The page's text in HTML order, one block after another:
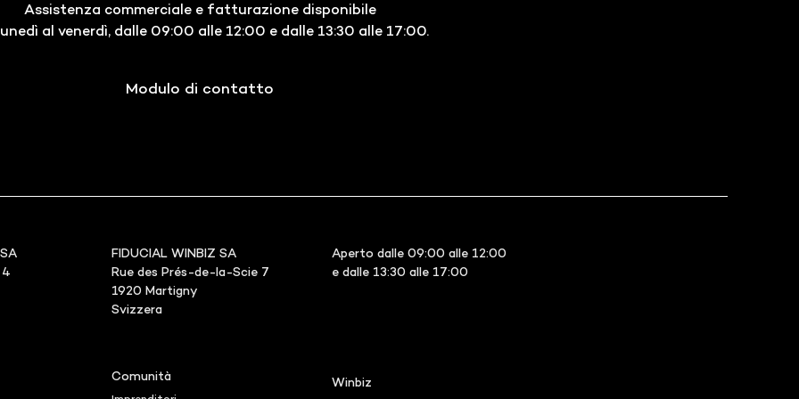
Assistenza commerciale e fatturazione disponibile
al venerdì, dalle 09:00 alle 12:00 e dalle 13:30 alle 17:00.
Modulo di contatto
4
FIDUCIAL WINBIZ SA
Rue des Prés-de-la-Scie 7
1920 Martigny
Svizzera
Aperto dalle 09:00 alle 12:00
e dalle 13:30 alle 17:00
Comunità Winbiz